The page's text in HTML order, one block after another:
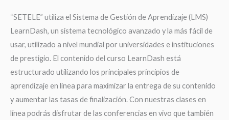
“SETELE” utiliza el Sistema de Gestión de Aprendizaje (LMS)
LearnDash, un sistema tecnológico avanzado y la más fácil de
usar, utilizado a nivel mundial por universidades e instituciones
de prestigio. El contenido del curso LearnDash está
estructurado utilizando los principales principios de
aprendizaje en línea para maximizar la entrega de su contenido
y aumentar las tasas de finalización. Con nuestras clases en
línea podrás disfrutar de las conferencias en vivo que también